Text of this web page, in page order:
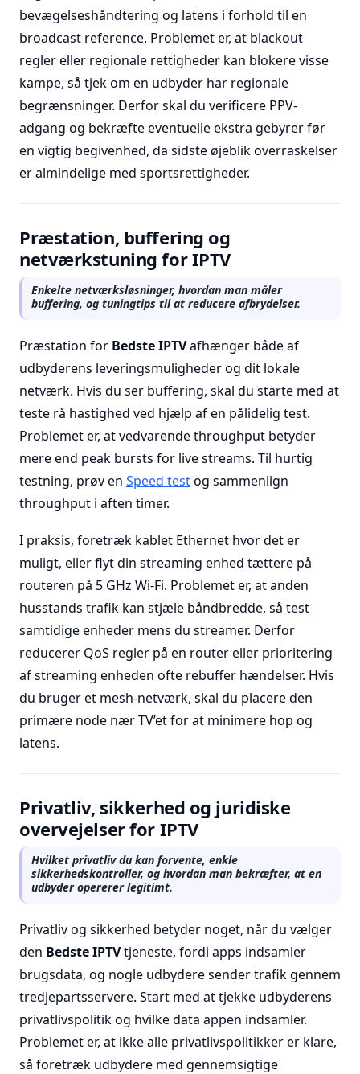
bevægelseshåndtering og latens i forhold til en
broadcast reference. Problemet er, at blackout
regler eller regionale rettigheder kan blokere visse
kampe, så tjek om en udbyder har regionale
begrænsninger. Derfor skal du verificere PPV-
adgang og bekræfte eventuelle ekstra gebyrer før
en vigtig begivenhed, da sidste øjeblik overraskelser
er almindelige med sportsrettigheder.
Præstation, buffering og
netværkstuning for IPTV
Enkelte netværksløsninger, hvordan man måler
buffering, og tuningtips til at reducere afbrydelser.
Præstation for Bedste IPTVafhænger både af
udbyderens leveringsmuligheder og dit lokale
netværk. Hvis du ser buffering, skal du starte med at
teste rå hastighed ved hjælp af en pålidelig test.
Problemet er, at vedvarende throughput betyder
mere end peak bursts for live streams. Til hurtig
testning, prøv en Speed testog sammenlign
throughput i aften timer.
I praksis, foretræk kablet Ethernet hvor det er
muligt, eller flyt din streaming enhed tættere på
routeren på 5 GHz Wi-Fi. Problemet er, at anden
husstands trafik kan stjæle båndbredde, så test
samtidige enheder mens du streamer. Derfor
reducerer QoS regler på en router eller prioritering
af streaming enheden ofte rebuffer hændelser. Hvis
du bruger et mesh-netværk, skal du placere den
primære node nær TV’et for at minimere hop og
latens.
Privatliv, sikkerhed og juridiske
overvejelser for IPTV
Hvilket privatliv du kan forvente, enkle
sikkerhedskontroller, og hvordan man bekræfter, at en
udbyder opererer legitimt.
Privatliv og sikkerhed betyder noget, når du vælger
den Bedste IPTVtjeneste, fordi apps indsamler
brugsdata, og nogle udbydere sender trafik gennem
tredjepartsservere. Start med at tjekke udbyderens
privatlivspolitik og hvilke data appen indsamler.
Problemet er, at ikke alle privatlivspolitikker er klare,
så foretræk udbydere med gennemsigtige